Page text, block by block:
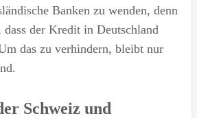
Banken zu wenden, denn
der Kredit in Deutschland
das zu verhindern, bleibt nur
Schweiz und